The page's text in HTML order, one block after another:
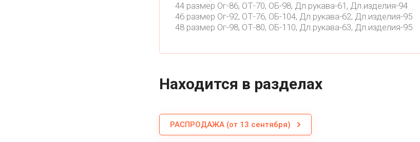
44 размер Ог-86, ОТ-70, ОБ-98, Дл.рукава-61, Дл.изделия-94
46 размер Ог-92, ОТ-76, ОБ-104, Дл.рукава-62, Дл.изделия-95
48 размер Ог-98, ОТ-80, ОБ-110, Дл.рукава-63, Дл.изделия-95
Находится в разделах
РАСПРОДАЖА (от 13 сентября)